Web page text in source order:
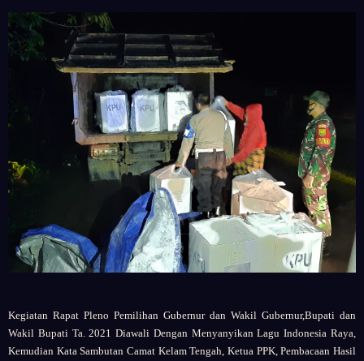
Kegiatan Rapat Pleno Pemilihan Gubernur dan Wakil Gubernur,Bupati dan
Wakil Bupati Ta. 2021 Diawali Dengan Menyanyikan Lagu Indonesia Raya,
Kemudian Kata Sambutan Camat Kelam Tengah, Ketua PPK, Pembacaan Hasil